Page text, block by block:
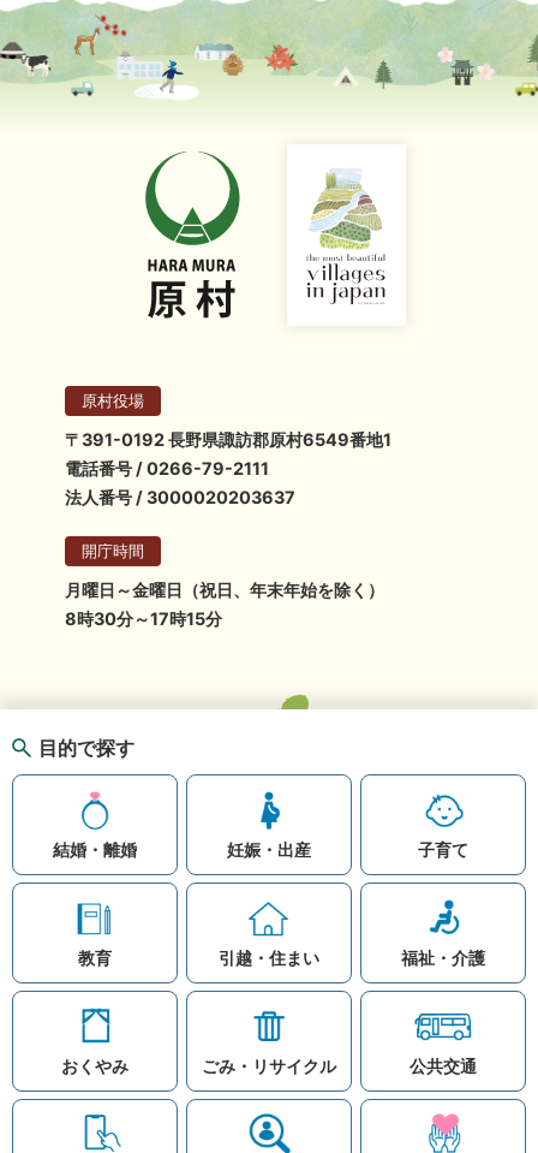
知りたい情報を検索
目的で探す
結婚・離婚 妊娠・出産 子育て
教育 引越・住まい 福祉・介護
おくやみ ごみ・リサイクル 公共交通
原村役場
〒391-0192 長野県諏訪郡原村6549番地1
電話番号 / 0266-79-2111
法人番号 / 3000020203637
開庁時間
月曜日～金曜日（祝日、年末年始を除く）
8時30分～17時15分
お問い合わせ
リンク集
このホームページ
著作権と免責事項につ